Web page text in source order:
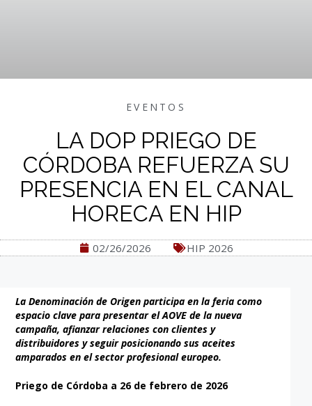
EVENTOS
LA DOP PRIEGO DE
CÓRDOBA REFUERZA SU
PRESENCIA EN EL CANAL
HORECA EN HIP
02/26/2026 HIP 2026
La Denominación de Origen participa en la feria como
espacio clave para presentar el AOVE de la nueva
campaña, afianzar relaciones con clientes y
distribuidores y seguir posicionando sus aceites
amparados en el sector profesional europeo.
Priego de Córdoba a 26 de febrero de 2026